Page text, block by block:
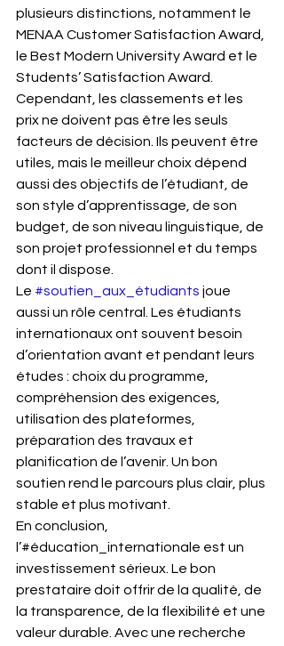
plusieurs distinctions, notamment le
MENAA Customer Satisfaction Award,
le Best Modern University Award et le
Students’ Satisfaction Award.
Cependant, les classements et les
prix ne doivent pas être les seuls
facteurs de décision. Ils peuvent être
utiles, mais le meilleur choix dépend
aussi des objectifs de l’étudiant, de
son style d’apprentissage, de son
budget, de son niveau linguistique, de
son projet professionnel et du temps
dont il dispose.
Le #soutien_aux_étudiants joue
aussi un rôle central. Les étudiants
internationaux ont souvent besoin
d’orientation avant et pendant leurs
études : choix du programme,
compréhension des exigences,
utilisation des plateformes,
préparation des travaux et
planification de l’avenir. Un bon
soutien rend le parcours plus clair, plus
stable et plus motivant.
En conclusion,
l’#éducation_internationale est un
investissement sérieux. Le bon
prestataire doit offrir de la qualité, de
la transparence, de la flexibilité et une
valeur durable. Avec une recherche